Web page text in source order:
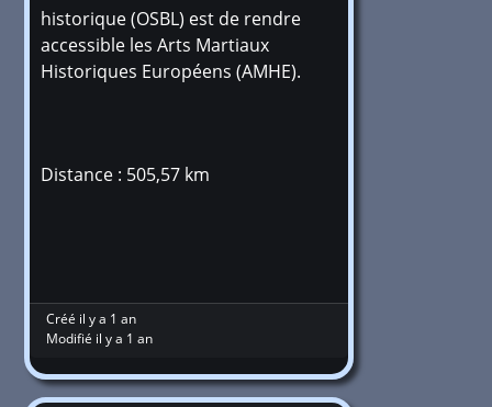
historique (OSBL) est de rendre
accessible les Arts Martiaux
Historiques Européens (AMHE).
Distance : 505,57 km
Créé il y a 1 an
Modifié il y a 1 an